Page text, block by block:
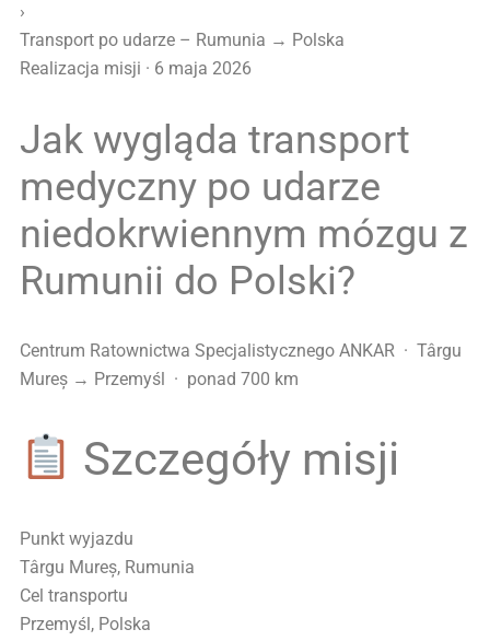
›
Transport po udarze – Rumunia → Polska
Realizacja misji · 6 maja 2026
Jak wygląda transport
medyczny po udarze
niedokrwiennym mózgu z
Rumunii do Polski?
Centrum Ratownictwa Specjalistycznego ANKAR · Târgu
Mureș → Przemyśl · ponad 700 km
Szczegóły misji
Punkt wyjazdu
Târgu Mureș, Rumunia
Cel transportu
Przemyśl, Polska